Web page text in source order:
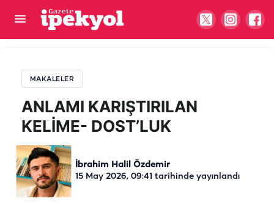
MAKALELER
ANLAMI KARIŞTIRILAN
KELİME- DOST’LUK
İbrahim Halil Özdemir
15 May 2026, 09:41 tarihinde yayınlandı
ANLAMI KARIŞTIRILAN KELİME- DOST’LUK